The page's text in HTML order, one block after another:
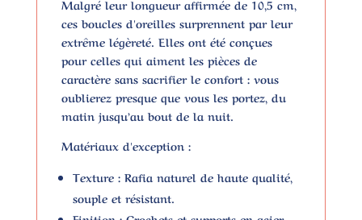
Malgré leur longueur affirmée de 10,5 cm,
ces boucles d'oreilles surprennent par leur
extrême légèreté. Elles ont été conçues
pour celles qui aiment les pièces de
caractère sans sacrifier le confort : vous
oublierez presque que vous les portez, du
matin jusqu’au bout de la nuit.
Matériaux d'exception :
Texture :Rafia naturel de haute qualité,
souple et résistant.